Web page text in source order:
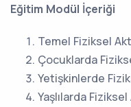
Eğitim Modül İçeriği
Temel Fiziksel
Çocuklarda
Yetişkinlerde
Yaşlılarda